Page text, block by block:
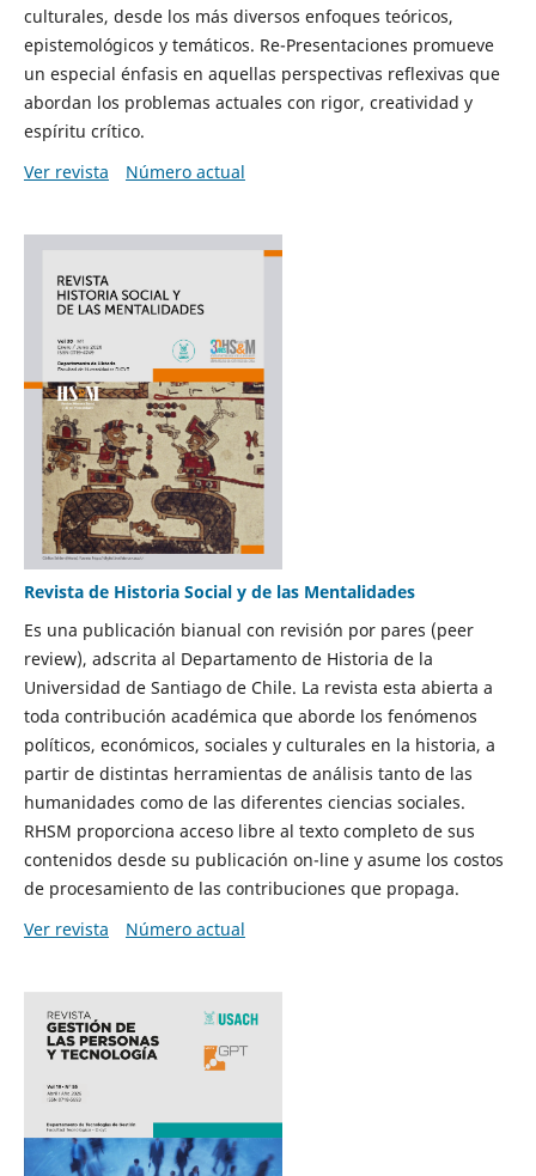
culturales, desde los más diversos enfoques teóricos,
epistemológicos y temáticos. Re-Presentaciones promueve
un especial énfasis en aquellas perspectivas reflexivas que
abordan los problemas actuales con rigor, creatividad y
espíritu crítico.
Ver revista
Número actual
Revista de Historia Social y de las Mentalidades
Es una publicación bianual con revisión por pares (peer
review), adscrita al Departamento de Historia de la
Universidad de Santiago de Chile. La revista esta abierta a
toda contribución académica que aborde los fenómenos
políticos, económicos, sociales y culturales en la historia, a
partir de distintas herramientas de análisis tanto de las
humanidades como de las diferentes ciencias sociales.
RHSM proporciona acceso libre al texto completo de sus
contenidos desde su publicación on-line y asume los costos
de procesamiento de las contribuciones que propaga.
Ver revista
Número actual